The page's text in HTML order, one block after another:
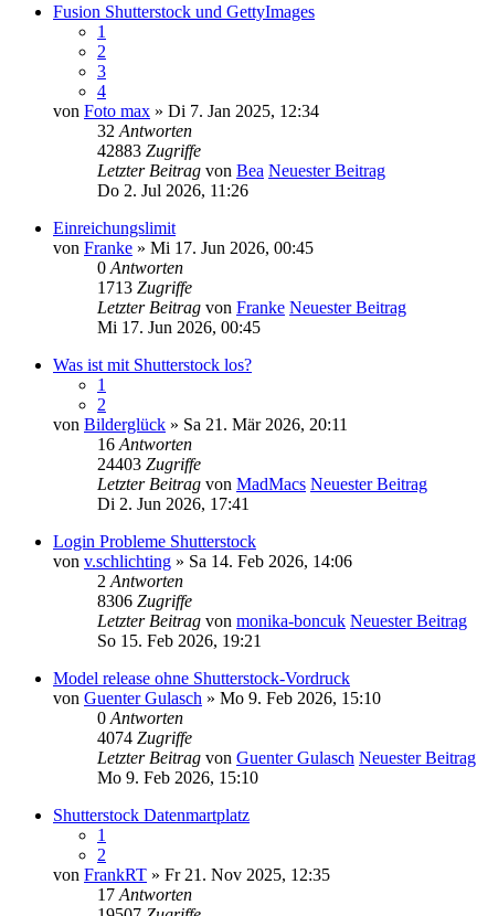
Fusion Shutterstock und GettyImages
1
2
3
4
von Foto max » Di 7. Jan 2025, 12:34
32 Antworten
42883 Zugriffe
Letzter Beitrag von Bea Neuester Beitrag
Do 2. Jul 2026, 11:26
Einreichungslimit
von Franke » Mi 17. Jun 2026, 00:45
0 Antworten
1713 Zugriffe
Letzter Beitrag von Franke Neuester Beitrag
Mi 17. Jun 2026, 00:45
Was ist mit Shutterstock los?
1
2
von Bilderglück » Sa 21. Mär 2026, 20:11
16 Antworten
24403 Zugriffe
Letzter Beitrag von MadMacs Neuester Beitrag
Di 2. Jun 2026, 17:41
Login Probleme Shutterstock
von v.schlichting » Sa 14. Feb 2026, 14:06
2 Antworten
8306 Zugriffe
Letzter Beitrag von monika-boncuk Neuester Beitrag
So 15. Feb 2026, 19:21
Model release ohne Shutterstock-Vordruck
von Guenter Gulasch » Mo 9. Feb 2026, 15:10
0 Antworten
4074 Zugriffe
Letzter Beitrag von Guenter Gulasch Neuester Beitrag
Mo 9. Feb 2026, 15:10
Shutterstock Datenmartplatz
1
2
von FrankRT » Fr 21. Nov 2025, 12:35
17 Antworten